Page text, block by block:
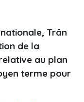
Trân
de la
au plan
terme pour